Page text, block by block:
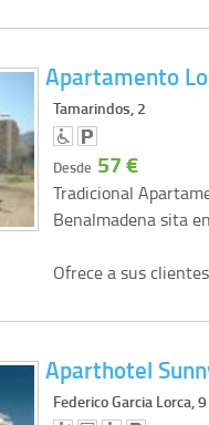
Apartamento
Tamarindos, 2
Desde 57 €
Tradicional
Benalmadena sita
Ofrece a sus
Aparthotel
Federico Garcia Lorca, 9